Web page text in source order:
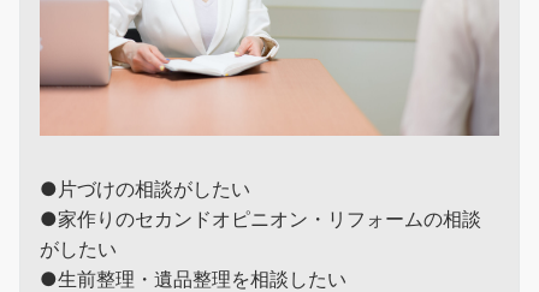
●片づけの相談がしたい
●家作りのセカンドオピニオン・リフォームの相談
がしたい
●生前整理・遺品整理を相談したい